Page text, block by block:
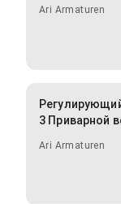
Ari Armaturen
3 Приварной
Ari Armaturen